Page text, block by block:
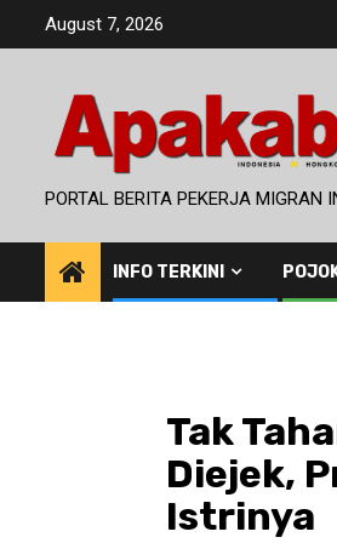
August 7, 2026
PORTAL BERITA PEKERJA MIGRAN
INFO TERKINI
Tak
Diejek,
Istrinya